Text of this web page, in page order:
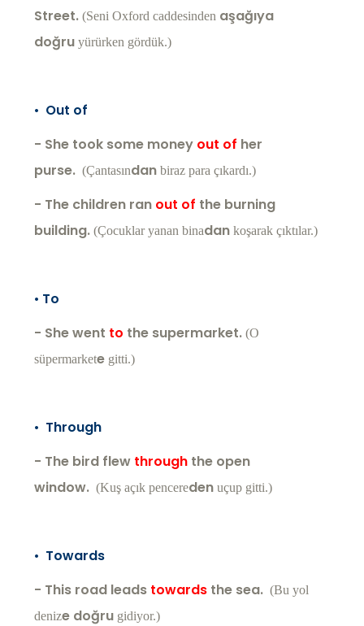
Street. (Seni Oxford caddesinden aşağıya
doğru yürürken gördük.)
• Out of
- She took some money out of her
purse. (Çantasından biraz para çıkardı.)
- The children ran out of the burning
building. (Çocuklar yanan binadan koşarak çıktılar.)
• To
- She went to the supermarket. (O
süpermarkete gitti.)
• Through
- The bird flew through the open
window. (Kuş açık pencereden uçup gitti.)
• Towards
- This road leads towards the sea. (Bu yol
denize doğru gidiyor.)